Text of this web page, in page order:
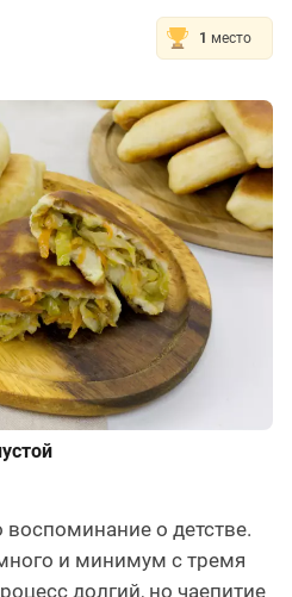
1 место
о детстве.
и минимум с тремя
долгий, но чаепитие